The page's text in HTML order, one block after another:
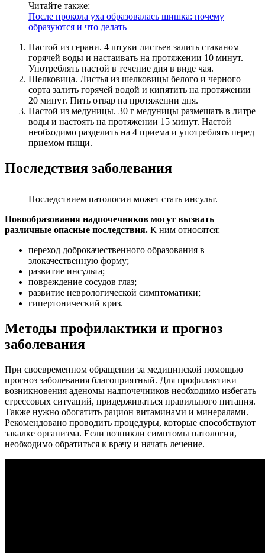
Читайте также:
После прокола уха образовалась шишка: почему
образуются и что делать
Настой из герани. 4 штуки листьев залить стаканом
горячей воды и настаивать на протяжении 10 минут.
Употреблять настой в течение дня в виде чая.
Шелковица. Листья из шелковицы белого и черного
сорта залить горячей водой и кипятить на протяжении
20 минут. Пить отвар на протяжении дня.
Настой из медуницы. 30 г медуницы размешать в литре
воды и настоять на протяжении 15 минут. Настой
необходимо разделить на 4 приема и употреблять перед
приемом пищи.
Последствия заболевания
Последствием патологии может стать инсульт.
Новообразования надпочечников могут вызвать
различные опасные последствия. К ним относятся:
переход доброкачественного образования в
злокачественную форму;
развитие инсульта;
повреждение сосудов глаз;
развитие неврологической симптоматики;
гипертонический криз.
Методы профилактики и прогноз
заболевания
При своевременном обращении за медицинской помощью
прогноз заболевания благоприятный. Для профилактики
возникновения аденомы надпочечников необходимо избегать
стрессовых ситуаций, придерживаться правильного питания.
Также нужно обогатить рацион витаминами и минералами.
Рекомендовано проводить процедуры, которые способствуют
закалке организма. Если возникли симптомы патологии,
необходимо обратиться к врачу и начать лечение.